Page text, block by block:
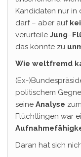
Kandidaten nur
darf – aber auf
verurteile Jung–
das könnte zu
Wie weltfremd
(Ex-
politischem
seine Analyse
Flüchtlingen war
Daran hat sich